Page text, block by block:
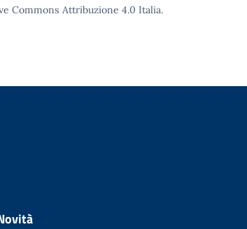
Commons Attribuzione 4.0 Italia.